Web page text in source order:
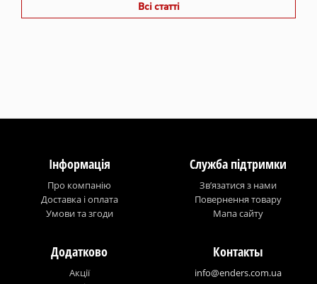
Всі статті
Інформація
Про компанію
Доставка і оплата
Умови та згоди
Служба підтримки
Зв’язатися з нами
Повернення товару
Мапа сайту
Додатково
Акції
Контакты
info@enders.com.ua